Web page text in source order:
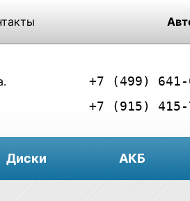
+7 (499) 641-
+7 (915) 415-
Диски АКБ